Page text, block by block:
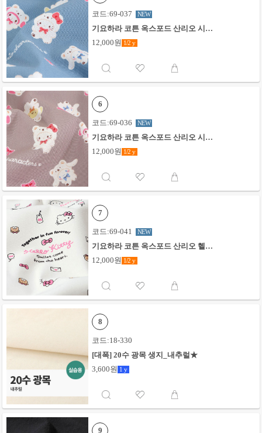
코드:69-037 NEW
기요하라 코튼 옥스포드 산리오 시로
12,000원 1/2 y
6
코드:69-036 NEW
기요하라 코튼 옥스포드 산리오 시로
12,000원 1/2 y
7
코드:69-041 NEW
기요하라 코튼 옥스포드 산리오 헬로
12,000원 1/2 y
8
코드:18-330
[대폭] 20수 광목 생지_내추럴★
3,600원 1 y
9